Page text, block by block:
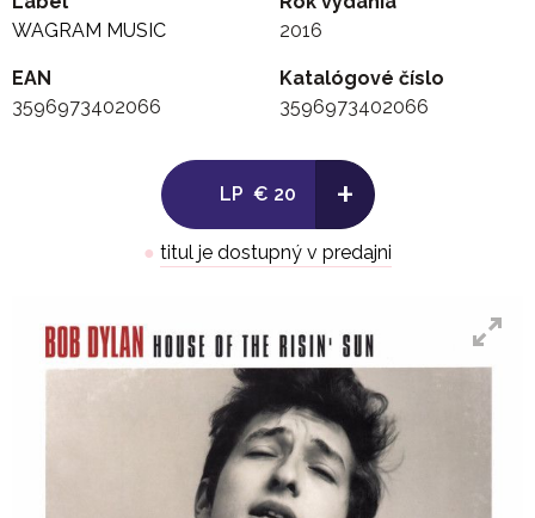
WAGRAM MUSIC
2016
EAN
3596973402066
Katalógové číslo
3596973402066
LP € 20 +
● titul je dostupný v predajni